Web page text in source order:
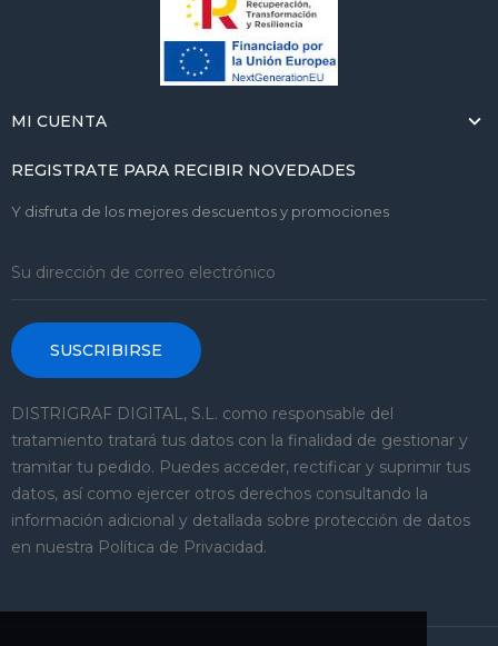
MI CUENTA
REGISTRATE PARA RECIBIR NOVEDADES
Y disfruta de los mejores descuentos y promociones
SUSCRIBIRSE
DISTRIGRAF DIGITAL, S.L. como responsable del
tratamiento tratará tus datos con la finalidad de gestionar y
tramitar tu pedido. Puedes acceder, rectificar y suprimir tus
datos, así como ejercer otros derechos consultando la
información adicional y detallada sobre protección de datos
en nuestra Política de Privacidad.